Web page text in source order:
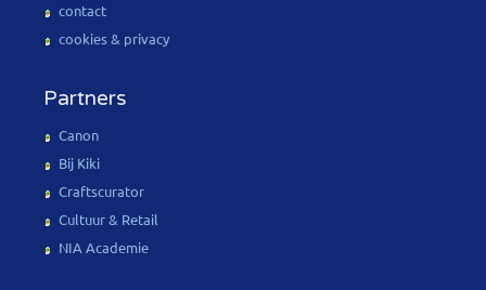
contact
cookies & privacy
Partners
Canon
Bij Kiki
Craftscurator
Cultuur & Retail
NIA Academie